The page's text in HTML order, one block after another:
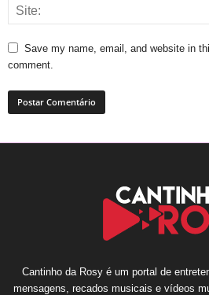
Save my name, email, and website in
comment.
Cantinho da Rosy é um portal de
mensagens, recados musicais e vídeos